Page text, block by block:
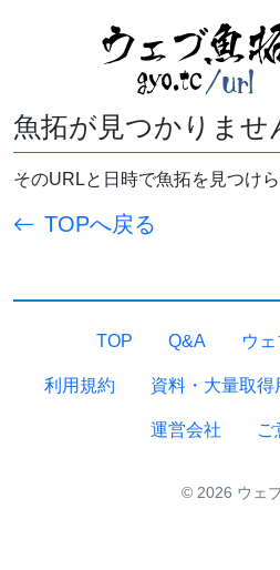
魚拓が見つかりませ
そのURLと日時で魚拓を見つけら
TOPへ戻る
TOP Q&A ウ
利用規約 資料・大量取得
運営会社 ご
© 2026 ウェ